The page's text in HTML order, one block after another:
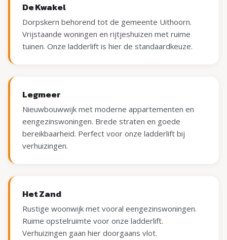
De Kwakel
Dorpskern behorend tot de gemeente Uithoorn.
Vrijstaande woningen en rijtjeshuizen met ruime
tuinen. Onze ladderlift is hier de standaardkeuze.
Legmeer
Nieuwbouwwijk met moderne appartementen en
eengezinswoningen. Brede straten en goede
bereikbaarheid. Perfect voor onze ladderlift bij
verhuizingen.
Het Zand
Rustige woonwijk met vooral eengezinswoningen.
Ruime opstelruimte voor onze ladderlift.
Verhuizingen gaan hier doorgaans vlot.